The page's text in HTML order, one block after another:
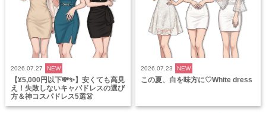
2026.07.27 NEW
【¥5,000円以下💸✨】安くても高見
え！失敗しないキャバドレスの選び
方＆神コスパドレス5選👗
2026.07.23 NEW
この夏、白を味方に♡White dress